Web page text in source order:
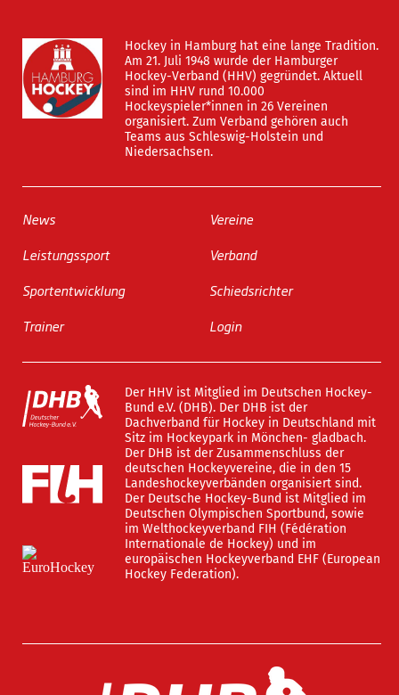
Hockey in Hamburg hat eine lange Tradition.
Am 21. Juli 1948 wurde der Hamburger
Hockey-Verband (HHV) gegründet. Aktuell
sind im HHV rund 10.000
Hockeyspieler*innen in 26 Vereinen
organisiert. Zum Verband gehören auch
Teams aus Schleswig-Holstein und
Niedersachsen.
News
Leistungssport
Sportentwicklung
Trainer
Vereine
Verband
Schiedsrichter
Login
Der HHV ist Mitglied im Deutschen Hockey-
Bund e.V. (DHB). Der DHB ist der
Dachverband für Hockey in Deutschland mit
Sitz im Hockeypark in Mönchen- gladbach.
Der DHB ist der Zusammenschluss der
deutschen Hockeyvereine, die in den 15
Landeshockeyverbänden organisiert sind.
Der Deutsche Hockey-Bund ist Mitglied im
Deutschen Olympischen Sportbund, sowie
im Welthockeyverband FIH (Fédération
Internationale de Hockey) und im
europäischen Hockeyverband EHF (European
Hockey Federation).